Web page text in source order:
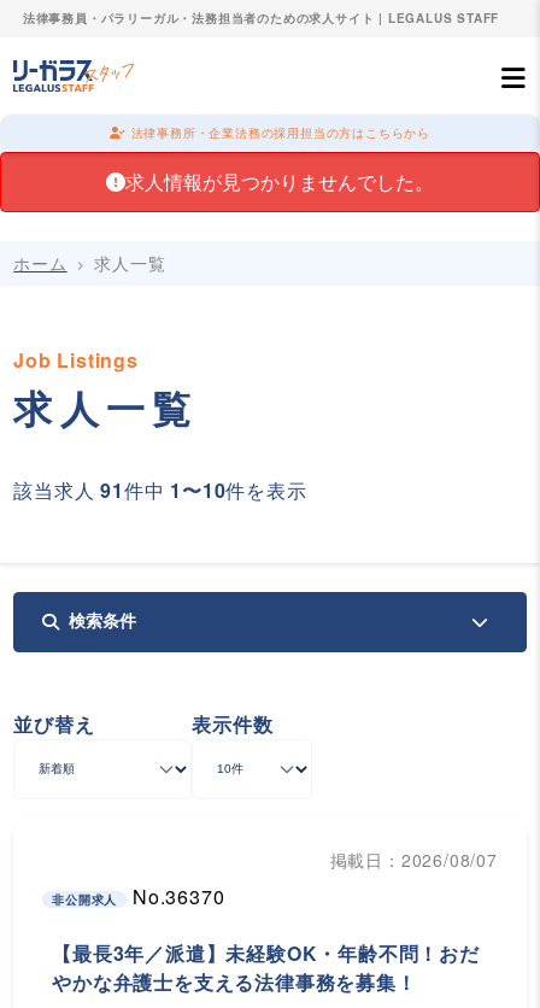
法律事務員・パラリーガル・法務担当者のための求人サイト | LEGALUS STAFF
法律事務所・企業法務の採用担当の方はこちらから
求人情報が見つかりませんでした。
ホーム 求人一覧
Job Listings
求人一覧
該当求人91件中 1〜10件を表示
検索条件
並び替え 表示件数
掲載日：2026/08/07
非公開求人 No.36370
【最長3年／派遣】未経験OK・年齢不問！おだ
やかな弁護士を支える法律事務を募集！